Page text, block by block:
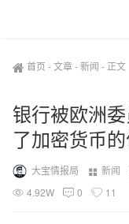
首页 -文章-新闻 - 正文
银行被欧洲
了加密货币
大宝情报局 新闻
4.92W
0 11